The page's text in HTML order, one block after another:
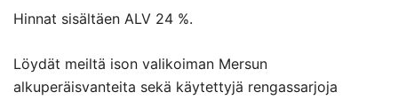
Hinnat sisältäen ALV 24 %.
Löydät meiltä ison valikoiman Mersun
alkuperäisvanteita sekä käytettyjä rengassarjoja